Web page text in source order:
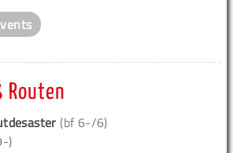
Routen
(bf 6-/6)
)